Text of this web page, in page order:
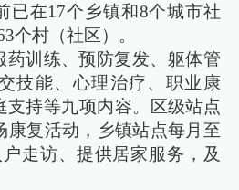
已在17个乡镇和8个城市社
个村（社区）。
药训练、预防复发、躯体管
技能、心理治疗、职业康
支持等九项内容。区级站点
康复活动，乡镇站点每月至
走访、提供居家服务，及